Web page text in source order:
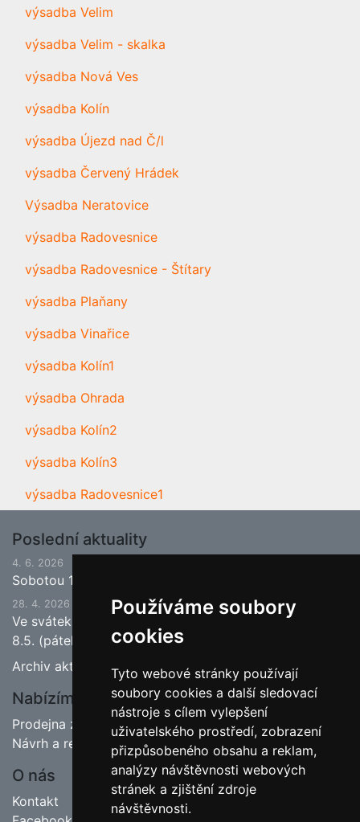
Používáme soubory
cookies
Tyto webové stránky používají
soubory cookies a další sledovací
nástroje s cílem vylepšení
uživatelského prostředí, zobrazení
přizpůsobeného obsahu a reklam,
analýzy návštěvnosti webových
stránek a zjištění zdroje
návštěvnosti.
výsadba Velim
výsadba Velim - skalka
výsadba Nová Ves
výsadba Kolín
výsadba Újezd nad Č/l
výsadba Červený Hrádek
Výsadba Neratovice
výsadba Radovesnice
výsadba Radovesnice - Štítary
výsadba Plaňany
výsadba Vinařice
výsadba Kolín1
výsadba Ohrada
výsadba Kolín2
výsadba Kolín3
výsadba Radovesnice1
Poslední aktuality
4. 6. 2026
Sobotou 13.6.2026 bude ukončena jarní sezona.
28. 4. 2026
Ve svátek 1.5. (pátek) bude naše prodejna zavřena a
8.5. (pátek) bude otevřeno.
Archiv aktualit
Nabízíme
Prodejna zahradnictví
Návrh a realizace zahrad
O nás
Kontakt